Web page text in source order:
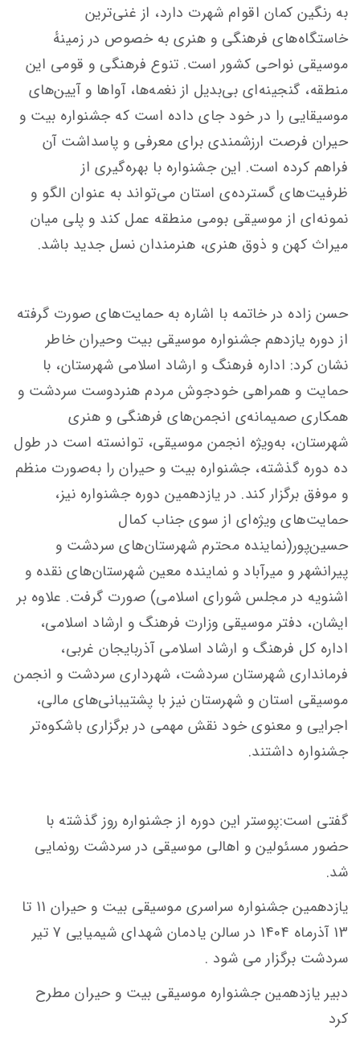
به رنگین کمان اقوام شهرت دارد، از غنی‌ترین
خاستگاه‌های فرهنگی و هنری به خصوص در زمینهٔ
موسیقی نواحی کشور است. تنوع فرهنگی و قومی این
منطقه، گنجینه‌ای بی‌بدیل از نغمه‌ها، آواها و آیین‌های
موسیقایی را در خود جای داده است که جشنواره بیت و
حیران فرصت ارزشمندی برای معرفی و پاسداشت آن
فراهم کرده است. این جشنواره با بهره‌گیری از
ظرفیت‌های گسترده‌ی استان می‌تواند به عنوان الگو و
نمونەای از موسیقی بومی منطقه عمل کند و پلی میان
میراث کهن و ذوق هنری، هنرمندان نسل جدید باشد.
حسن زاده در خاتمه با اشاره به حمایت‌های صورت گرفته
از دوره یازدهم جشنواره موسیقی بیت وحیران خاطر
نشان کرد: اداره فرهنگ و ارشاد اسلامی شهرستان، با
حمایت و همراهی خودجوش مردم هنردوست سردشت و
همکاری صمیمانه‌ی انجمن‌های فرهنگی و هنری
شهرستان، به‌ویژه انجمن موسیقی، توانسته است در طول
ده دوره گذشته، جشنواره بیت و حیران را به‌صورت منظم
و موفق برگزار کند. در یازدهمین دوره جشنواره نیز،
حمایت‌های ویژه‌ای از سوی جناب کمال
حسین‌پور(نماینده محترم شهرستان‌های سردشت و
پیرانشهر و میرآباد و نماینده معین شهرستان‌های نقده و
اشنویه در مجلس شورای اسلامی) صورت گرفت. علاوه بر
ایشان، دفتر موسیقی وزارت فرهنگ و ارشاد اسلامی،
اداره کل فرهنگ و ارشاد اسلامی آذربایجان غربی،
فرمانداری شهرستان سردشت، شهرداری سردشت و انجمن
موسیقی استان و شهرستان نیز با پشتیبانی‌های مالی،
اجرایی و معنوی خود نقش مهمی در برگزاری باشکوه‌تر
جشنواره داشتند.
گفتی است:پوستر این دوره از جشنواره روز گذشته با
حضور مسئولین و اهالی موسیقی در سردشت رونمایی
شد.
یازدهمین جشنواره سراسری موسیقی بیت و حیران 11 تا
13 آذرماه 1404 در سالن یادمان شهدای شیمیایی 7 تیر
سردشت برگزار می شود .
دبیر یازدهمین جشنواره موسیقی بیت و حیران مطرح
کرد